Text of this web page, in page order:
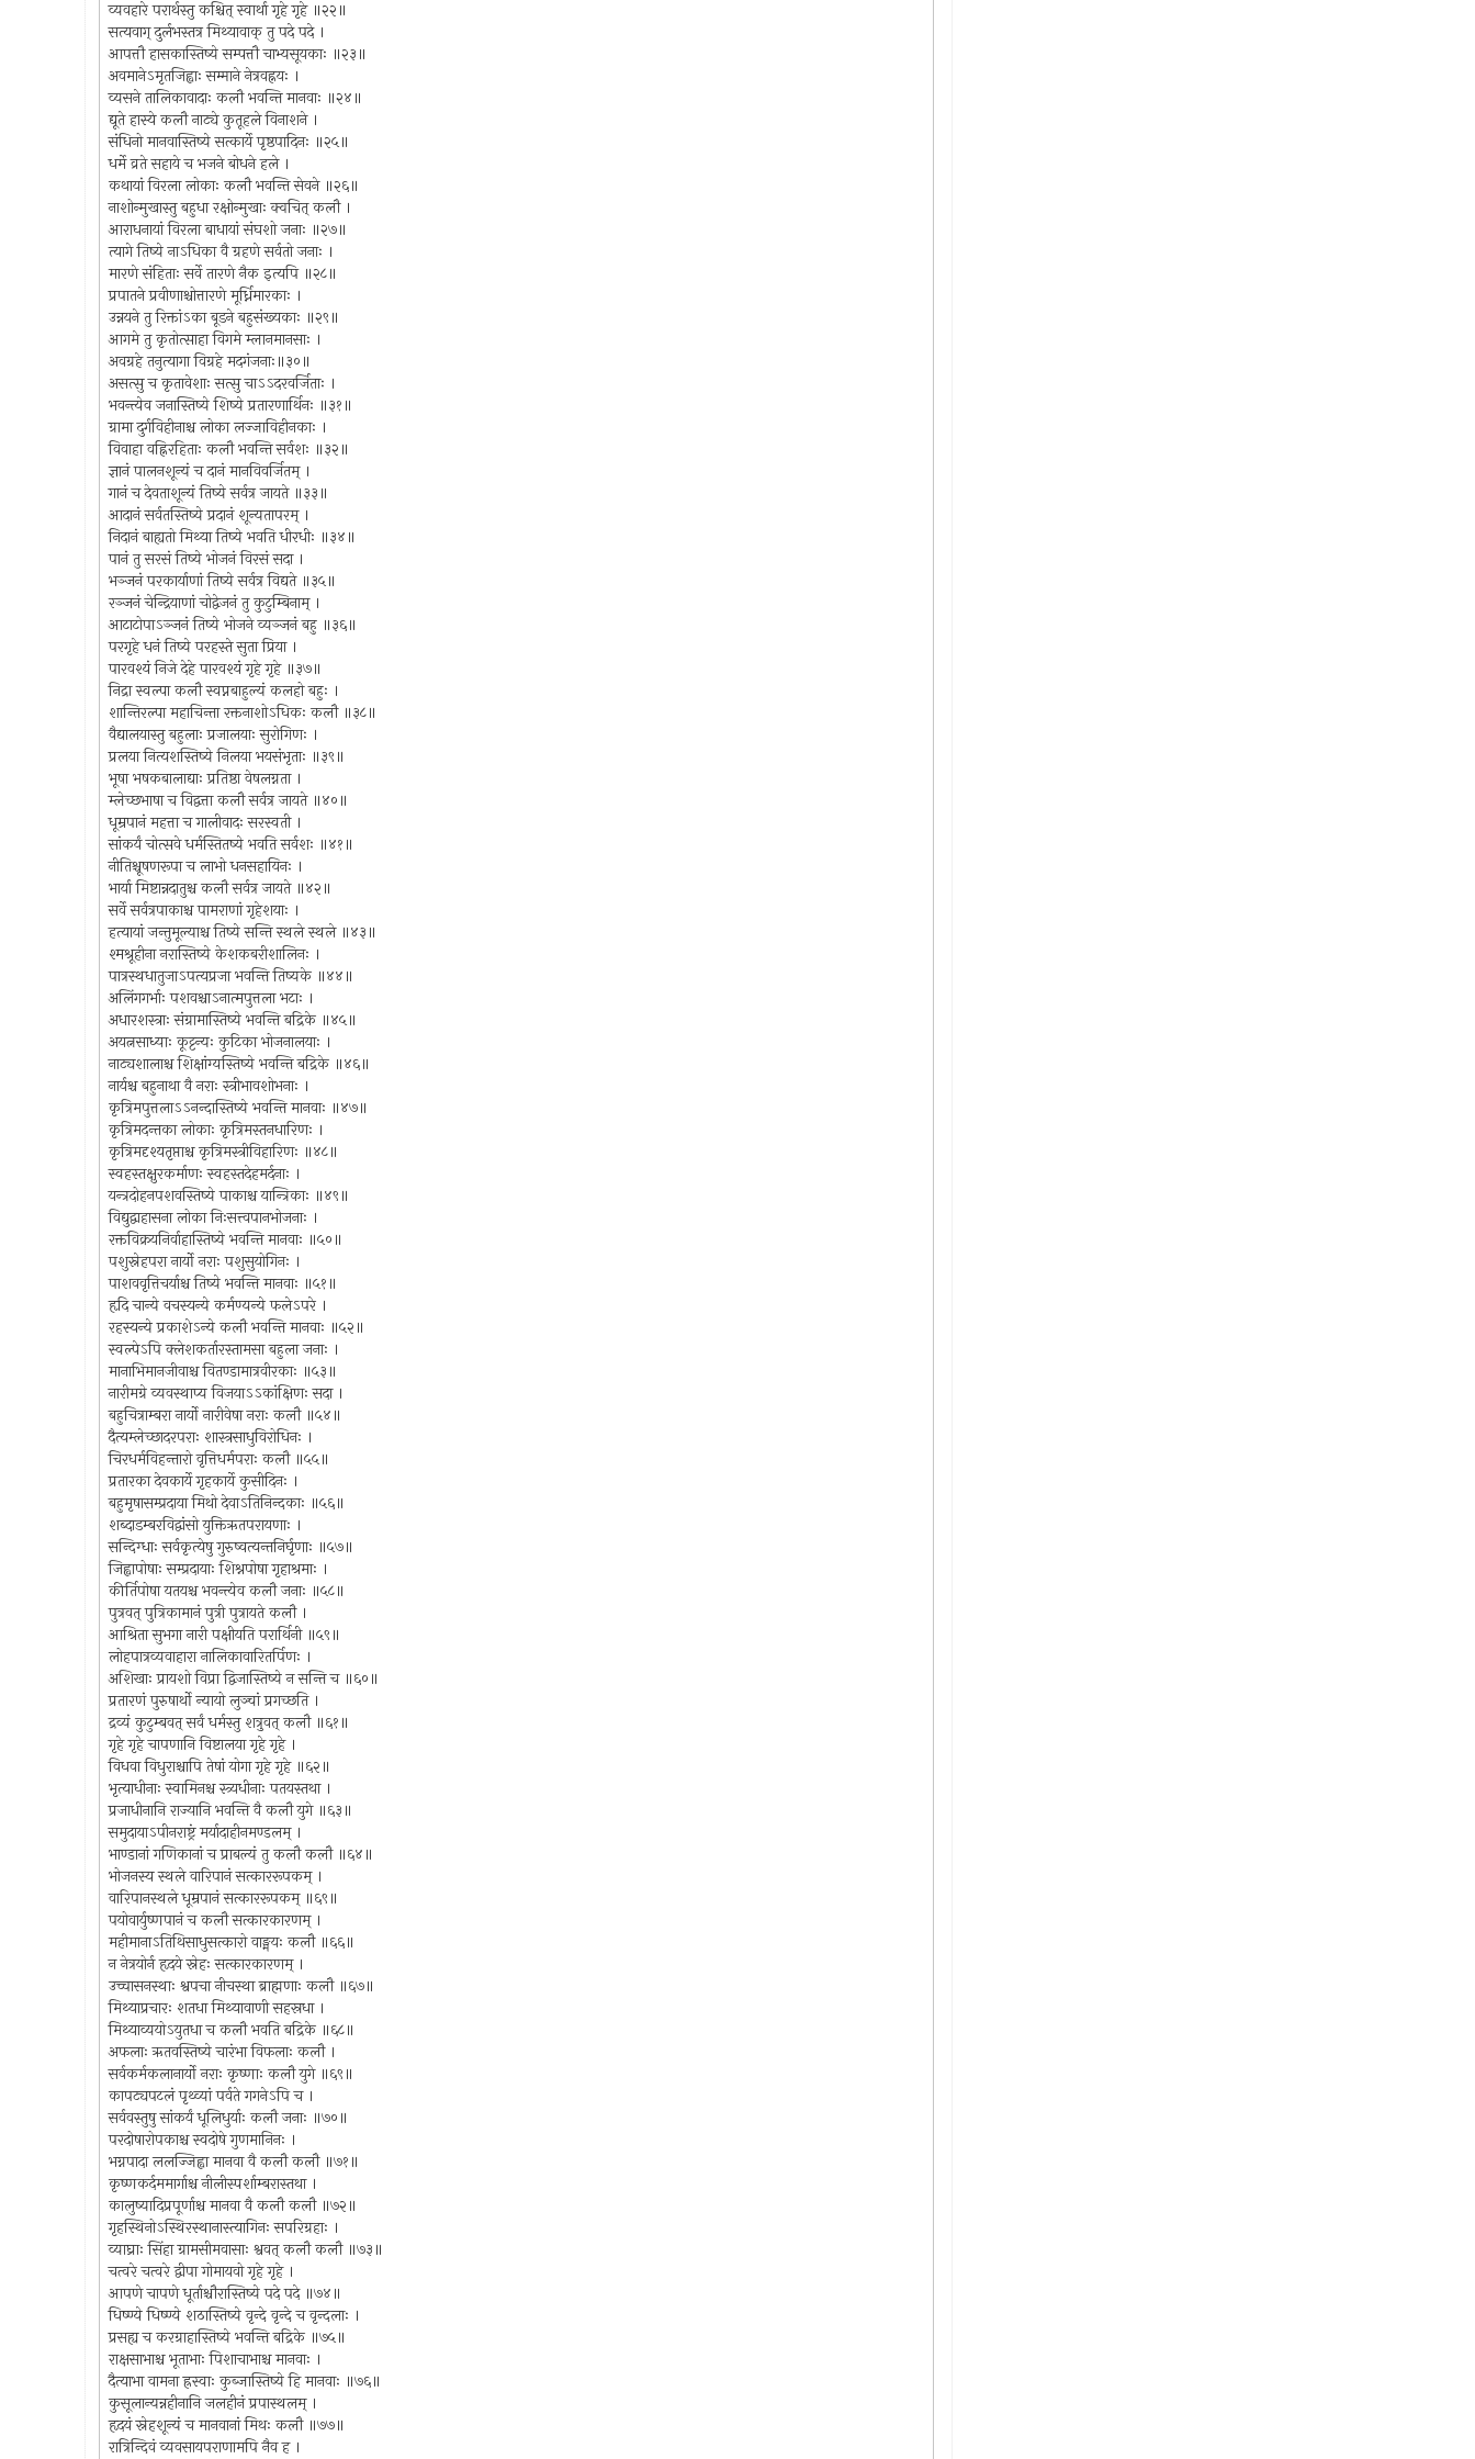
व्यवहारे परार्थस्तु कश्चित् स्वार्था गृहे गृहे ॥२२॥
सत्यवाग् दुर्लभस्तत्र मिथ्यावाक् तु पदे पदे ।
आपत्तौ हासकास्तिष्ये सम्पत्तौ चाभ्यसूयकाः ॥२३॥
अवमानेऽमृतजिह्वाः सम्माने नेत्रवह्नयः ।
व्यसने तालिकावादाः कलौ भवन्ति मानवाः ॥२४॥
द्यूते हास्ये कलौ नाट्ये कुतूहले विनाशने ।
संधिनो मानवास्तिष्ये सत्कार्ये पृष्ठपादिनः ॥२५॥
धर्मे व्रते सहाये च भजने बोधने हले ।
कथायां विरला लोकाः कलौ भवन्ति सेवने ॥२६॥
नाशोन्मुखास्तु बहुधा रक्षोन्मुखाः क्वचित् कलौ ।
आराधनायां विरला बाधायां संघशो जनाः ॥२७॥
त्यागे तिष्ये नाऽधिका वै ग्रहणे सर्वतो जनाः ।
मारणे संहिताः सर्वे तारणे नैक इत्यपि ॥२८॥
प्रपातने प्रवीणाश्चोत्तारणे मूर्ध्निमारकाः ।
उन्नयने तु रिक्तांऽका बूडने बहुसंख्यकाः ॥२९॥
आगमे तु कृतोत्साहा विगमे म्लानमानसाः ।
अवग्रहे तनुत्यागा विग्रहे मदगंजनाः॥३०॥
असत्सु च कृतावेशाः सत्सु चाऽऽदरवर्जिताः ।
भवन्त्येव जनास्तिष्ये शिष्ये प्रतारणार्थिनः ॥३१॥
ग्रामा दुर्गविहीनाश्च लोका लज्जाविहीनकाः ।
विवाहा वह्निरहिताः कलौ भवन्ति सर्वशः ॥३२॥
ज्ञानं पालनशून्यं च दानं मानविवर्जितम् ।
गानं च देवताशून्यं तिष्ये सर्वत्र जायते ॥३३॥
आदानं सर्वतस्तिष्ये प्रदानं शून्यतापरम् ।
निदानं बाह्यतो मिथ्या तिष्ये भवति धीरधीः ॥३४॥
पानं तु सरसं तिष्ये भोजनं विरसं सदा ।
भञ्जनं परकार्याणां तिष्ये सर्वत्र विद्यते ॥३५॥
रञ्जनं चेन्द्रियाणां चोद्वेजनं तु कुटुम्बिनाम् ।
आटाटोपाऽञ्जनं तिष्ये भोजने व्यञ्जनं बहु ॥३६॥
परगृहे धनं तिष्ये परहस्ते सुता प्रिया ।
पारवश्यं निजे देहे पारवश्यं गृहे गृहे ॥३७॥
निद्रा स्वल्पा कलौ स्वप्नबाहुल्यं कलहो बहुः ।
शान्तिरल्पा महाचिन्ता रक्तनाशोऽधिकः कलौ ॥३८॥
वैद्यालयास्तु बहुलाः प्रजालयाः सुरोगिणः ।
प्रलया नित्यशस्तिष्ये निलया भयसंभृताः ॥३९॥
भूषा भषकबालाद्याः प्रतिष्ठा वेषलग्नता ।
म्लेच्छभाषा च विद्वत्ता कलौ सर्वत्र जायते ॥४०॥
धूम्रपानं महत्ता च गालीवादः सरस्वती ।
सांकर्यं चोत्सवे धर्मस्तितष्ये भवति सर्वशः ॥४१॥
नीतिश्चूषणरूपा च लाभो धनसहायिनः ।
भार्या मिष्टान्नदातुश्च कलौ सर्वत्र जायते ॥४२॥
सर्वे सर्वत्रपाकाश्च पामराणां गृहेशयाः ।
हत्यायां जन्तुमूल्याश्च तिष्ये सन्ति स्थले स्थले ॥४३॥
श्मश्रूहीना नरास्तिष्ये केशकबरीशालिनः ।
पात्रस्थधातुजाऽपत्यप्रजा भवन्ति तिष्यके ॥४४॥
अलिंगगर्भाः पशवश्चाऽनात्मपुत्तला भटाः ।
अधारशस्त्राः संग्रामास्तिष्ये भवन्ति बद्रिके ॥४५॥
अयत्नसाध्याः कूट्टन्यः कुटिका भोजनालयाः ।
नाट्यशालाश्च शिक्षांग्यस्तिष्ये भवन्ति बद्रिके ॥४६॥
नार्यश्च बहुनाथा वै नराः स्त्रीभावशोभनाः ।
कृत्रिमपुत्तलाऽऽनन्दास्तिष्ये भवन्ति मानवाः ॥४७॥
कृत्रिमदन्तका लोकाः कृत्रिमस्तनधारिणः ।
कृत्रिमदृश्यतृप्ताश्च कृत्रिमस्त्रीविहारिणः ॥४८॥
स्वहस्तक्षुरकर्माणः स्वहस्तदेहमर्दनाः ।
यन्त्रदोहनपशवस्तिष्ये पाकाश्च यान्त्रिकाः ॥४९॥
विद्युद्वाहासना लोका निःसत्त्वपानभोजनाः ।
रक्तविक्रयनिर्वाहास्तिष्ये भवन्ति मानवाः ॥५०॥
पशुस्नेहपरा नार्यो नराः पशुसुयोगिनः ।
पाशववृत्तिचर्याश्च तिष्ये भवन्ति मानवाः ॥५१॥
हृदि चान्ये वचस्यन्ये कर्मण्यन्ये फलेऽपरे ।
रहस्यन्ये प्रकाशेऽन्ये कलौ भवन्ति मानवाः ॥५२॥
स्वल्पेऽपि क्लेशकर्तारस्तामसा बहुला जनाः ।
मानाभिमानजीवाश्च वितण्डामात्रवीरकाः ॥५३॥
नारीमग्रे व्यवस्थाप्य विजयाऽऽकांक्षिणः सदा ।
बहुचित्राम्बरा नार्यो नारीवेषा नराः कलौ ॥५४॥
दैत्यम्लेच्छादरपराः शास्त्रसाधुविरोधिनः ।
चिरधर्मविहन्तारो वृत्तिधर्मपराः कलौ ॥५५॥
प्रतारका देवकार्ये गृहकार्ये कुसीदिनः ।
बहुमृषासम्प्रदाया मिथो देवाऽतिनिन्दकाः ॥५६॥
शब्दाडम्बरविद्वांसो युक्तिऋतपरायणाः ।
सन्दिग्धाः सर्वकृत्येषु गुरुष्वत्यन्तनिर्घृणाः ॥५७॥
जिह्वापोषाः सम्प्रदायाः शिश्नपोषा गृहाश्रमाः ।
कीर्तिपोषा यतयश्च भवन्त्येव कलौ जनाः ॥५८॥
पुत्रवत् पुत्रिकामानं पुत्री पुत्रायते कलौ ।
आश्रिता सुभगा नारी पक्षीयति परार्थिनी ॥५९॥
लोहपात्रव्यवाहारा नालिकावारितर्पिणः ।
अशिखाः प्रायशो विप्रा द्विजास्तिष्ये न सन्ति च ॥६०॥
प्रतारणं पुरुषार्थो न्यायो लुञ्चां प्रगच्छति ।
द्रव्यं कुटुम्बवत् सर्वं धर्मस्तु शत्रुवत् कलौ ॥६१॥
गृहे गृहे चापणानि विष्टालया गृहे गृहे ।
विधवा विधुराश्चापि तेषां योगा गृहे गृहे ॥६२॥
भृत्याधीनाः स्वामिनश्च स्त्र्यधीनाः पतयस्तथा ।
प्रजाधीनानि राज्यानि भवन्ति वै कलौ युगे ॥६३॥
समुदायाऽपीनराष्ट्रं मर्यादाहीनमण्डलम् ।
भाण्डानां गणिकानां च प्राबल्यं तु कलौ कलौ ॥६४॥
भोजनस्य स्थले वारिपानं सत्काररूपकम् ।
वारिपानस्थले धूम्रपानं सत्काररूपकम् ॥६९॥
पयोवार्युष्णपानं च कलौ सत्कारकारणम् ।
महीमानाऽतिथिसाधुसत्कारो वाङ्मयः कलौ ॥६६॥
न नेत्रयोर्न हृदये स्नेहः सत्कारकारणम् ।
उच्चासनस्थाः श्वपचा नीचस्था ब्राह्मणाः कलौ ॥६७॥
मिथ्याप्रचारः शतधा मिथ्यावाणी सहस्रधा ।
मिथ्याव्ययोऽयुतधा च कलौ भवति बद्रिके ॥६८॥
अफलाः ऋतवस्तिष्ये चारंभा विफलाः कलौ ।
सर्वकर्मकलानार्यो नराः कृष्णाः कलौ युगे ॥६९॥
कापट्यपटलं पृथ्व्यां पर्वते गगनेऽपि च ।
सर्ववस्तुषु सांकर्यं धूलिधुर्याः कलौ जनाः ॥७०॥
परदोषारोपकाश्च स्वदोषे गुणमानिनः ।
भग्नपादा ललज्जिह्वा मानवा वै कलौ कलौ ॥७१॥
कृष्णकर्दममार्गाश्च नीलीस्पर्शाम्बरास्तथा ।
कालुष्यादिप्रपूर्णाश्च मानवा वै कलौ कलौ ॥७२॥
गृहस्थिनोऽस्थिरस्थानास्त्यागिनः सपरिग्रहाः ।
व्याघ्राः सिंहा ग्रामसीमवासाः श्ववत् कलौ कलौ ॥७३॥
चत्वरे चत्वरे द्वीपा गोमायवो गृहे गृहे ।
आपणे चापणे धूर्ताश्चौरास्तिष्ये पदे पदे ॥७४॥
धिष्ण्ये धिष्ण्ये शठास्तिष्ये वृन्दे वृन्दे च वृन्दलाः ।
प्रसह्य च करग्राहास्तिष्ये भवन्ति बद्रिके ॥७५॥
राक्षसाभाश्च भूताभाः पिशाचाभाश्च मानवाः ।
दैत्याभा वामना ह्रस्वाः कुब्जास्तिष्ये हि मानवाः ॥७६॥
कुसूलान्यन्नहीनानि जलहीनं प्रपास्थलम् ।
हृदयं स्नेहशून्यं च मानवानां मिथः कलौ ॥७७॥
रात्रिन्दिवं व्यवसायपराणामपि नैव ह ।